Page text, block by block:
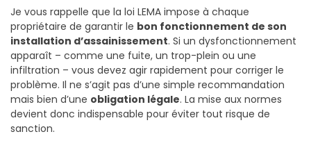
Je vous rappelle que la loi LEMA impose à chaque
propriétaire de garantir le bon fonctionnement de son
installation d’assainissement. Si un dysfonctionnement
apparaît – comme une fuite, un trop-plein ou une
infiltration – vous devez agir rapidement pour corriger le
problème. Il ne s’agit pas d’une simple recommandation
mais bien d’une obligation légale. La mise aux normes
devient donc indispensable pour éviter tout risque de
sanction.